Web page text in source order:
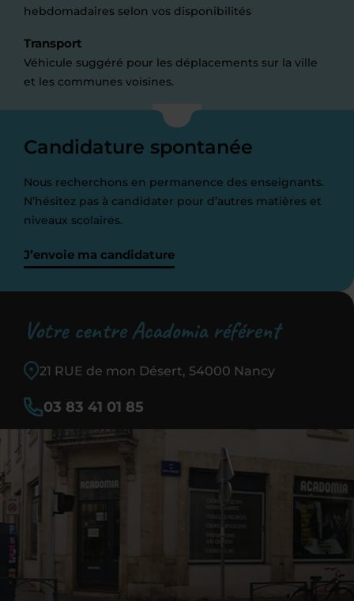
hebdomadaires selon vos disponibilités
Transport
Véhicule suggéré pour les déplacements sur la ville
et les communes voisines.
Candidature spontanée
Nous recherchons en permanence des enseignants.
N’hésitez pas à candidater pour d’autres matières et
niveaux scolaires.
J’envoie ma candidature
Votre centre Acadomia référent
21 RUE de mon Désert, 54000 Nancy
03 83 41 01 85